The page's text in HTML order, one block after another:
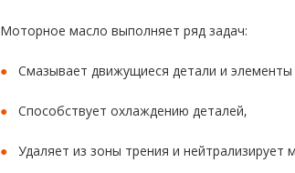
Моторное масло выполняет ряд задач:
Смазывает движущиеся детали и элементы
Способствует охлаждению деталей,
Удаляет из зоны трения и нейтрализирует